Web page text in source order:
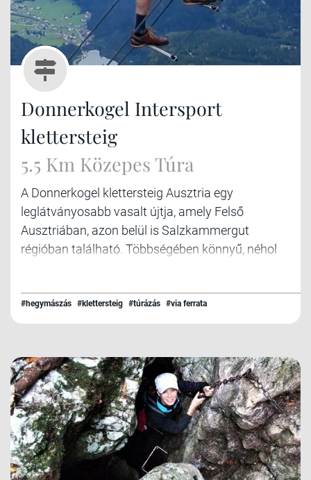
Donnerkogel Intersport
klettersteig
5.5 Km Közepes Túra
A Donnerkogel klettersteig Ausztria egy
leglátványosabb vasalt újtja, amely Felső
Ausztriában, azon belül is Salzkammergut
régióban található. Többségében könnyű, néhol
Himmelsleiterrel, az égig érő létrával.
#hegymászás #klettersteig #túrázás #via ferrata